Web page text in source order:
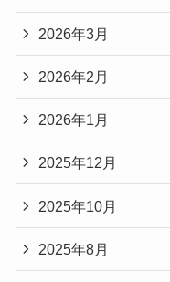
2026年3月
2026年2月
2026年1月
2025年12月
2025年10月
2025年8月